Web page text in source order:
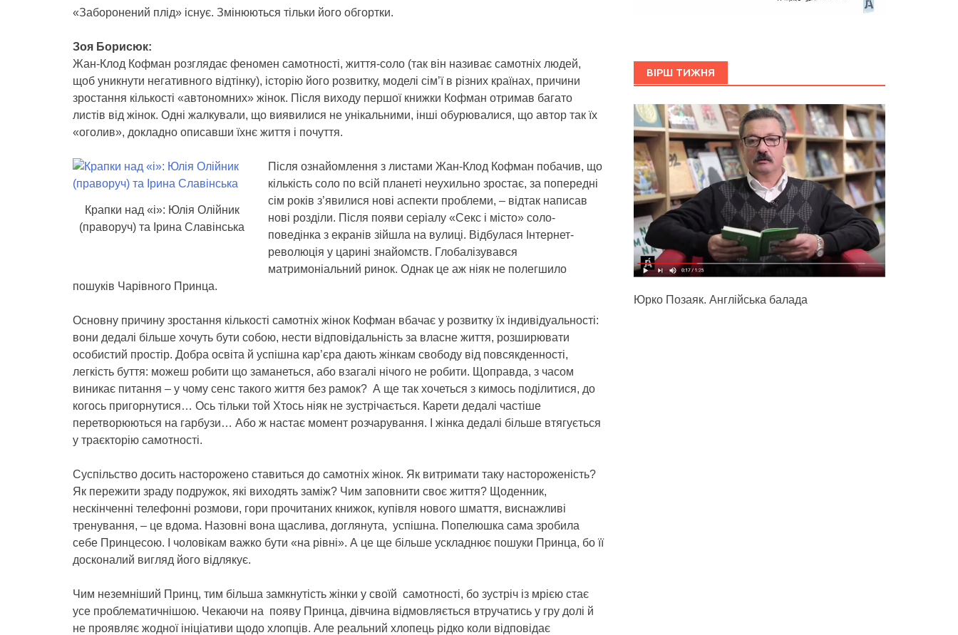
«Заборонений плід» існує. Змінюються тільки його обгортки.
Зоя Борисюк:
Жан-Клод Кофман розглядає феномен самотності, життя-соло (так він називає самотніх людей,
щоб уникнути негативного відтінку), історію його розвитку, моделі сім’ї в різних країнах, причини
зростання кількості «автономних» жінок. Після виходу першої книжки Кофман отримав багато
листів від жінок. Одні жалкували, що виявилися не унікальними, інші обурювалися, що автор так їх
«оголив», докладно описавши їхнє життя і почуття.
Крапки над «і»: Юлія Олійник
(праворуч) та Ірина Славінська
Після ознайомлення з листами Жан-Клод Кофман побачив, що
кількість соло по всій планеті неухильно зростає, за попередні
сім років з’явилися нові аспекти проблеми, – відтак написав
нові розділи. Після появи серіалу «Секс і місто» соло-
поведінка з екранів зійшла на вулиці. Відбулася Інтернет-
революція у царині знайомств. Глобалізувався
матримоніальний ринок. Однак це аж ніяк не полегшило
пошуків Чарівного Принца.
Основну причину зростання кількості самотніх жінок Кофман вбачає у розвитку їх індивідуальності:
вони дедалі більше хочуть бути собою, нести відповідальність за власне життя, розширювати
особистий простір. Добра освіта й успішна кар’єра дають жінкам свободу від повсякденності,
легкість буття: можеш робити що заманеться, або взагалі нічого не робити. Щоправда, з часом
виникає питання – у чому сенс такого життя без рамок? А ще так хочеться з кимось поділитися, до
когось пригорнутися… Ось тільки той Хтось ніяк не зустрічається. Карети дедалі частіше
перетворюються на гарбузи… Або ж настає момент розчарування. І жінка дедалі більше втягується
у траєкторію самотності.
Суспільство досить насторожено ставиться до самотніх жінок. Як витримати таку настороженість?
Як пережити зраду подружок, які виходять заміж? Чим заповнити своє життя? Щоденник,
нескінченні телефонні розмови, гори прочитаних книжок, купівля нового шмаття, виснажливі
тренування, – це вдома. Назовні вона щаслива, доглянута, успішна. Попелюшка сама зробила
себе Принцесою. І чоловікам важко бути «на рівні». А це ще більше ускладнює пошуки Принца, бо її
досконалий вигляд його відлякує.
Чим неземніший Принц, тим більша замкнутість жінки у своїй самотності, бо зустріч із мрією стає
усе проблематичнішою. Чекаючи на появу Принца, дівчина відмовляється втручатись у гру долі й
не проявляє жодної ініціативи щодо хлопців. Але реальний хлопець рідко коли відповідає
ВІРШ ТИЖНЯ
Юрко Позаяк. Англійська балада